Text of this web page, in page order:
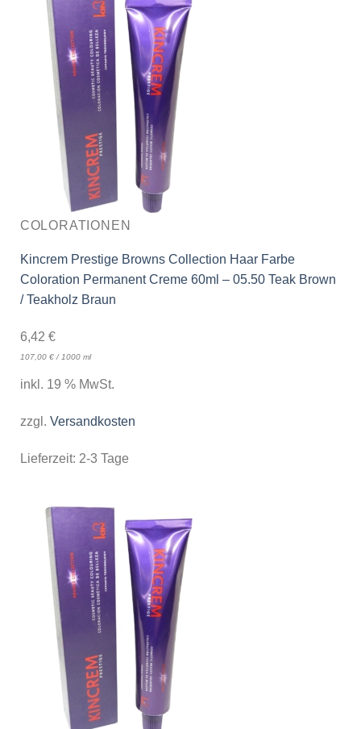
COLORATIONEN
Kincrem Prestige Browns Collection Haar Farbe
Coloration Permanent Creme 60ml – 05.50 Teak Brown
/ Teakholz Braun
6,42 €
107,00 €/1000 ml
inkl. 19 % MwSt.
zzgl. Versandkosten
Lieferzeit: 2-3 Tage